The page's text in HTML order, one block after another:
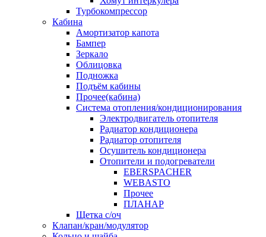
Турбокомпрессор
Кабина
Амортизатор капота
Бампер
Зеркало
Облицовка
Подножка
Подъём кабины
Прочее(кабина)
Система отопления/кондиционирования
Электродвигатель отопителя
Радиатор кондиционера
Радиатор отопителя
Осушитель кондиционера
Отопители и подогреватели
EBERSPACHER
WEBASTO
Прочее
ПЛАНАР
Щетка с/оч
Клапан/кран/модулятор